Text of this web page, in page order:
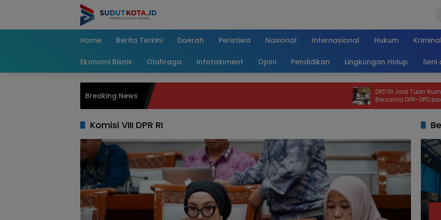
Home
Berita Terkini Daerah Peristiwa Nasional Internasional Hukum Kriminal
Ekonomi Bisnis Olahraga Infotainment Opini Pendidikan Lingkungan Hidup Seni
Breaking News
DPD RI Jadi Tuan Rumah Sidang
Bersama DPR-DPD pada 14 Agustus
Komisi VIII DPR RI